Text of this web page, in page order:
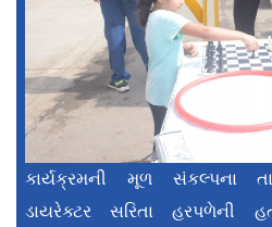
કાર્યક્રમની મૂળ સંકલ્પના
ડાયરેક્ટર સરિતા હરપળેની